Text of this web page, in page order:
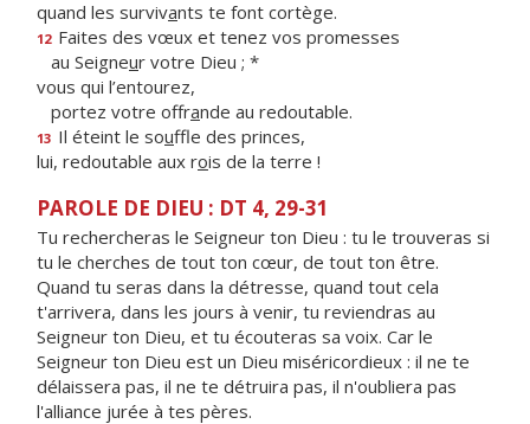
quand les survivants te font cortège.
12 Faites des vœux et tenez vos promesses
au Seigneur votre Dieu ; *
vous qui l’entourez,
portez votre offrande au redoutable.
13 Il éteint le souffle des princes,
lui, redoutable aux rois de la terre !
PAROLE DE DIEU : DT 4, 29-31
Tu rechercheras le Seigneur ton Dieu : tu le trouveras si
tu le cherches de tout ton cœur, de tout ton être.
Quand tu seras dans la détresse, quand tout cela
t'arrivera, dans les jours à venir, tu reviendras au
Seigneur ton Dieu, et tu écouteras sa voix. Car le
Seigneur ton Dieu est un Dieu miséricordieux : il ne te
délaissera pas, il ne te détruira pas, il n'oubliera pas
l'alliance jurée à tes pères.